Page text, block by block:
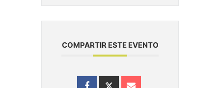
COMPARTIR ESTE EVENTO